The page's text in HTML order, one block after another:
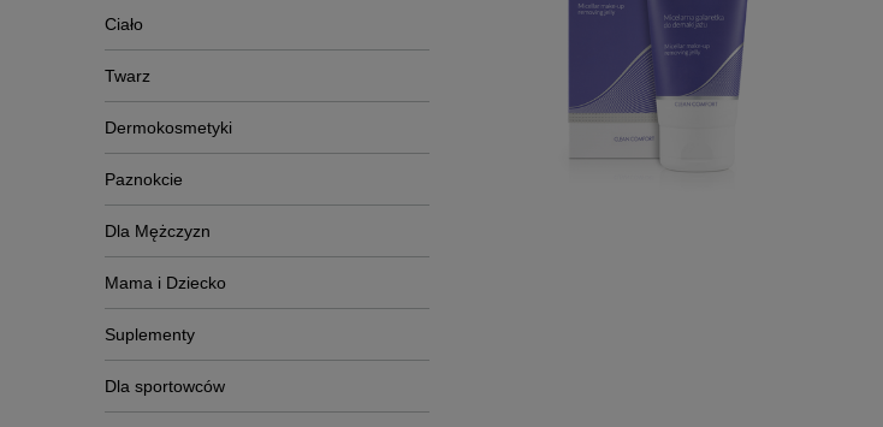
Ciało
Twarz
Dermokosmetyki
Paznokcie
Dla Mężczyzn
Mama i Dziecko
Suplementy
Dla sportowców